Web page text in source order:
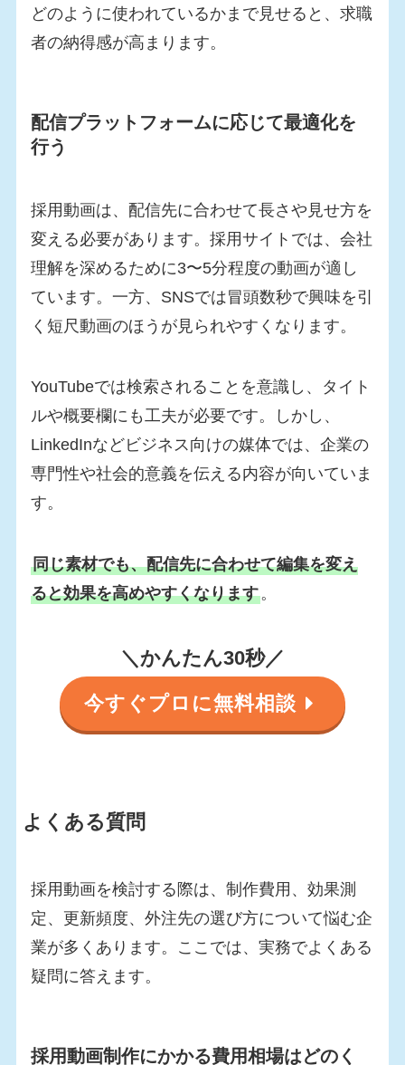
どのように使われているかまで見せると、求職
者の納得感が高まります。
配信プラットフォームに応じて最適化を
行う
採用動画は、配信先に合わせて長さや見せ方を
変える必要があります。採用サイトでは、会社
理解を深めるために3〜5分程度の動画が適し
ています。一方、SNSでは冒頭数秒で興味を引
く短尺動画のほうが見られやすくなります。
YouTubeでは検索されることを意識し、タイト
ルや概要欄にも工夫が必要です。しかし、
LinkedInなどビジネス向けの媒体では、企業の
専門性や社会的意義を伝える内容が向いていま
す。
同じ素材でも、配信先に合わせて編集を変え
ると効果を高めやすくなります。
＼かんたん30秒／
今すぐプロに無料相談
よくある質問
採用動画を検討する際は、制作費用、効果測
定、更新頻度、外注先の選び方について悩む企
業が多くあります。ここでは、実務でよくある
疑問に答えます。
採用動画制作にかかる費用相場はどのく